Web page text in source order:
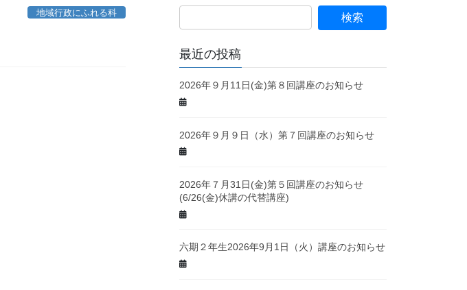
地域行政にふれる科
最近の投稿
2026年９月11日(金)第８回講座のお知らせ
2026年９月９日（水）第７回講座のお知らせ
2026年７月31日(金)第５回講座のお知らせ
(6/26(金)休講の代替講座)
六期２年生2026年9月1日（火）講座のお知らせ